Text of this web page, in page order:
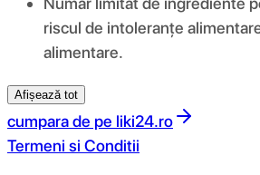
riscul de intoleranțe
alimentare.
Afișează tot
cumpara de pe liki24.ro
Termeni si Conditii